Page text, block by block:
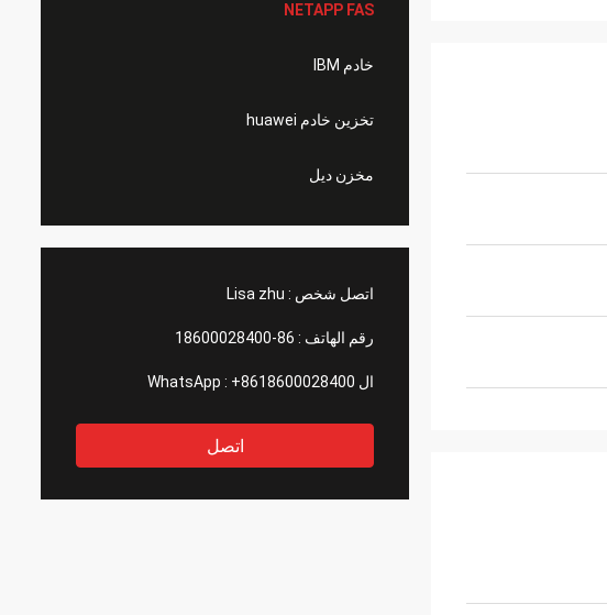
NETAPP FAS
خادم IBM
تخزين خادم huawei
مخزن ديل
اتصل شخص : Lisa zhu
رقم الهاتف : 86-18600028400
ال WhatsApp : +8618600028400
اتصل